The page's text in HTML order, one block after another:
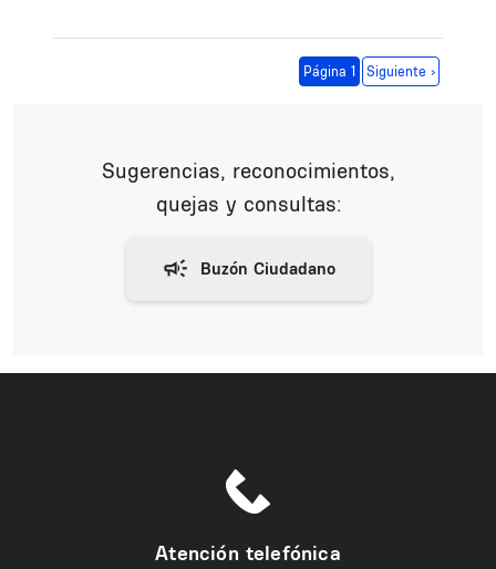
Página 1 Siguiente página
Siguiente ›
Sugerencias, reconocimientos,
quejas y consultas:
Atención telefónica